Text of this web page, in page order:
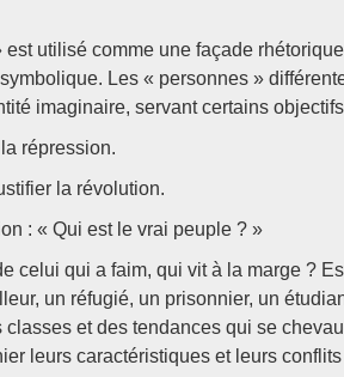
utilisé comme une façade
Les « personnes »
imaginaire, servant certains
répression.
la révolution.
: « Qui est le vrai peuple ? »
celui qui a faim, qui vit à la marge ?
un réfugié, un prisonnier, un
et des tendances qui se
leurs caractéristiques et leurs